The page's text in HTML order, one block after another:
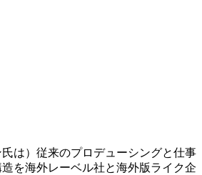
は）従来のプロデューシングと仕事
を海外レーベル社と海外版ライク企